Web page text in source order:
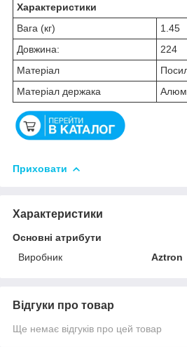
Характеристики
Вага (кг)
1.45
Довжина:
224
Матеріал
Матеріал держака
Приховати
Характеристики
Основні атрибути
Виробник
Aztron
Відгуки про товар
Ще немає відгуків про цей товар